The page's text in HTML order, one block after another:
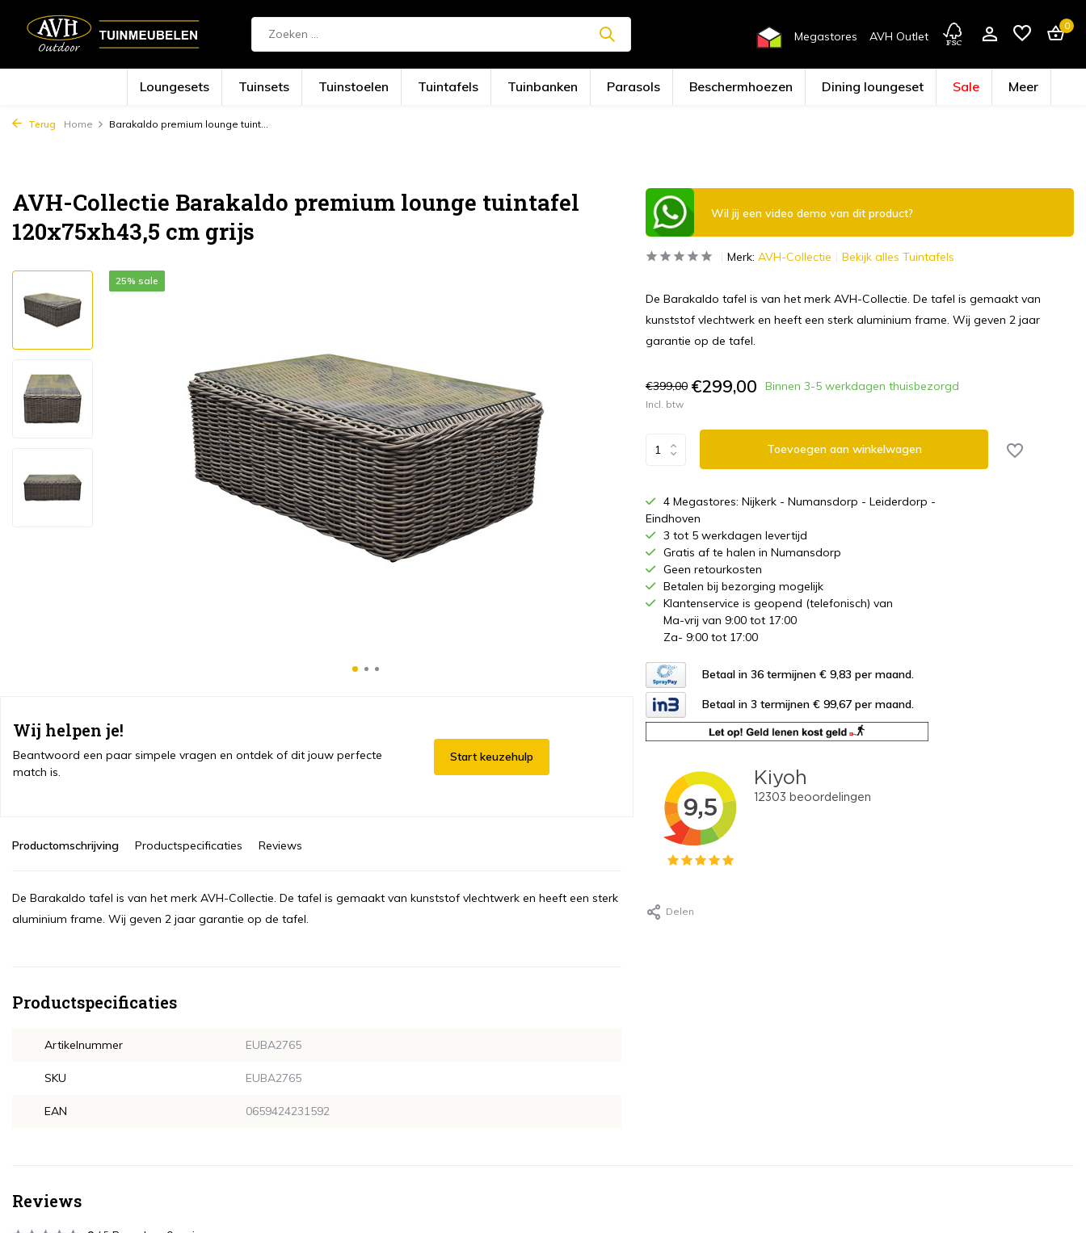
Megastores AVH Outlet
0
Loungesets Tuinsets Tuinstoelen Tuintafels Tuinbanken Parasols Beschermhoezen Dining loungeset Sale Meer
Terug Home Barakaldo premium lounge tuint...
AVH-Collectie Barakaldo premium lounge tuintafel
120x75xh43,5 cm grijs
25% sale
Wij helpen je!
Beantwoord een paar simpele vragen en ontdek of dit jouw perfecte
match is.
Start keuzehulp
Productomschrijving Productspecificaties Reviews
De Barakaldo tafel is van het merk AVH-Collectie. De tafel is gemaakt van kunststof vlechtwerk en heeft een sterk
aluminium frame. Wij geven 2 jaar garantie op de tafel.
Productspecificaties
Artikelnummer EUBA2765
SKU EUBA2765
EAN 0659424231592
Wil jij een video demo van dit product?
Merk: AVH-Collectie Bekijk alles Tuintafels
De Barakaldo tafel is van het merk AVH-Collectie. De tafel is gemaakt van
kunststof vlechtwerk en heeft een sterk aluminium frame. Wij geven 2 jaar
garantie op de tafel.
€399,00 €299,00 Binnen 3-5 werkdagen thuisbezorgd
Incl. btw
Toevoegen aan winkelwagen
4 Megastores: Nijkerk - Numansdorp - Leiderdorp -
Eindhoven
3 tot 5 werkdagen levertijd
Gratis af te halen in Numansdorp
Geen retourkosten
Betalen bij bezorging mogelijk
Klantenservice is geopend (telefonisch) van
Ma-vrij van 9:00 tot 17:00
Za- 9:00 tot 17:00
Betaal in 36 termijnen € 9,83 per maand.
Betaal in 3 termijnen € 99,67 per maand.
Delen
Reviews